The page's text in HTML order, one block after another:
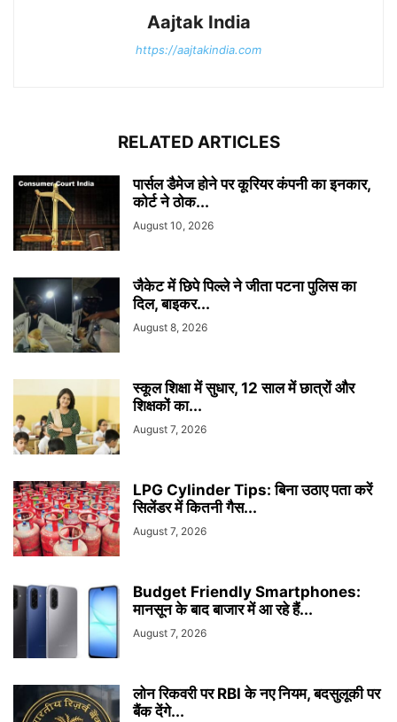
Aajtak India
https://aajtakindia.com
RELATED ARTICLES
पार्सल डैमेज होने पर कूरियर कंपनी का इनकार,
कोर्ट ने ठोक...
August 10, 2026
जैकेट में छिपे पिल्ले ने जीता पटना पुलिस का
दिल, बाइकर...
August 8, 2026
स्कूल शिक्षा में सुधार, 12 साल में छात्रों और
शिक्षकों का...
August 7, 2026
LPG Cylinder Tips: बिना उठाए पता करें
सिलेंडर में कितनी गैस...
August 7, 2026
Budget Friendly Smartphones:
मानसून के बाद बाजार में आ रहे हैं...
August 7, 2026
लोन रिकवरी पर RBI के नए नियम, बदसुलूकी पर
बैंक देंगे...